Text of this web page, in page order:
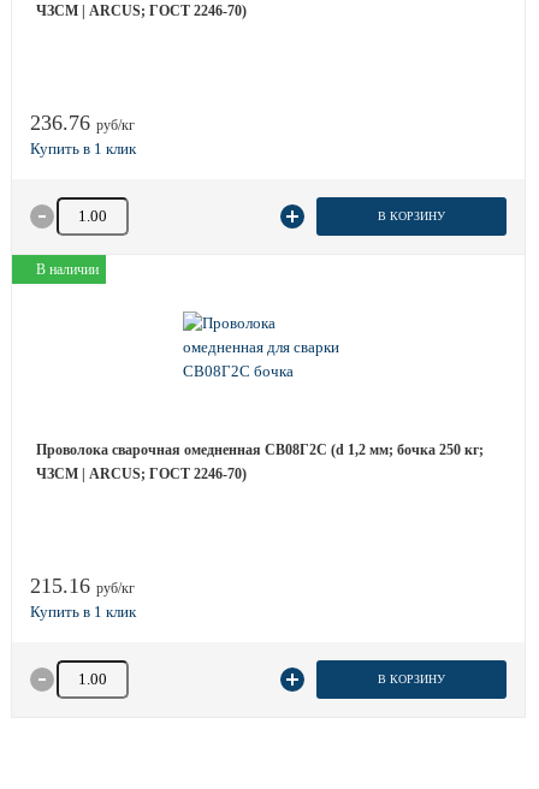
ЧЗСМ | ARCUS; ГОСТ 2246-70)
236.76 руб/кг
Количество товара В КОРЗИНУ
В наличии
Проволока сварочная омедненная СВ08Г2С (d 1,2 мм; бочка 250 кг;
ЧЗСМ | ARCUS; ГОСТ 2246-70)
215.16 руб/кг
Количество товара В КОРЗИНУ